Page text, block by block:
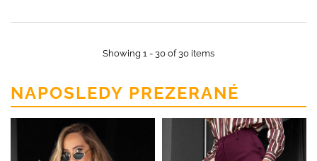
Showing 1 - 30 of 30 items
NAPOSLEDY PREZERANÉ